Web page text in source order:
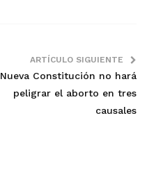
ARTÍCULO SIGUIENTE
Nueva Constitución no hará
peligrar el aborto en tres
causales